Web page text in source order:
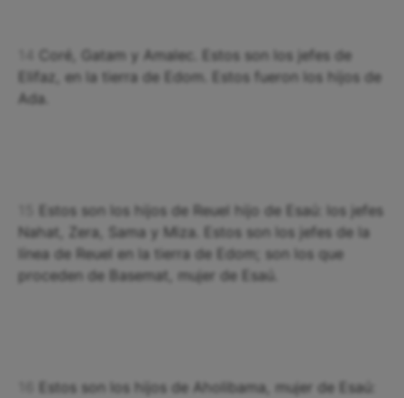
Coré, Gatam y Amalec. Estos son los jefes de
Elifaz, en la tierra de Edom. Estos fueron los hijos de
Ada.
Estos son los hijos de Reuel hijo de Esaú: los jefes
Nahat, Zera, Sama y Miza. Estos son los jefes de la
línea de Reuel en la tierra de Edom; son los que
proceden de Basemat, mujer de Esaú.
Estos son los hijos de Aholibama, mujer de Esaú: